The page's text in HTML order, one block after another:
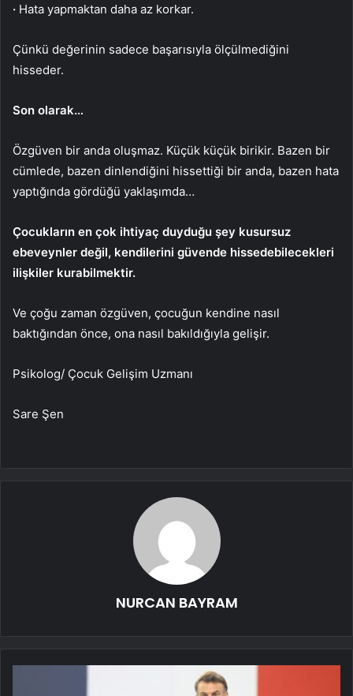
· Hata yapmaktan daha az korkar.
Çünkü değerinin sadece başarısıyla ölçülmediğini
hisseder.
Son olarak…
Özgüven bir anda oluşmaz. Küçük küçük birikir. Bazen bir
cümlede, bazen dinlendiğini hissettiği bir anda, bazen hata
yaptığında gördüğü yaklaşımda…
Çocukların en çok ihtiyaç duyduğu şey kusursuz
ebeveynler değil, kendilerini güvende hissedebilecekleri
ilişkiler kurabilmektir.
Ve çoğu zaman özgüven, çocuğun kendine nasıl
baktığından önce, ona nasıl bakıldığıyla gelişir.
Psikolog/ Çocuk Gelişim Uzmanı
Sare Şen
NURCAN BAYRAM